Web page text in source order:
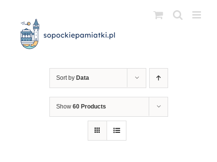
zawartości
Sort by Data
Show 60 Products